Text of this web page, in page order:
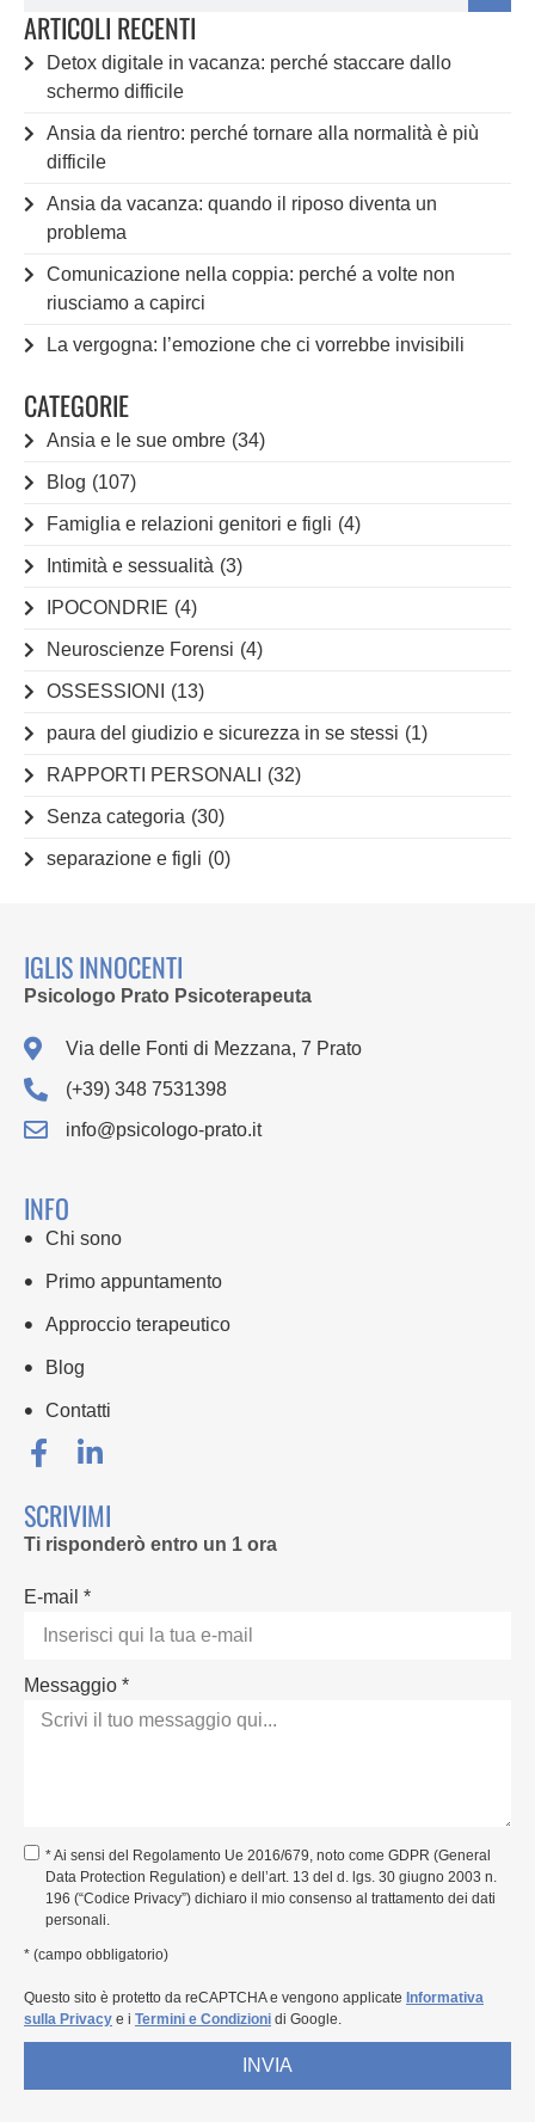
ARTICOLI RECENTI
Detox digitale in vacanza: perché staccare dallo
schermo difficile
Ansia da rientro: perché tornare alla normalità è più
difficile
Ansia da vacanza: quando il riposo diventa un
problema
Comunicazione nella coppia: perché a volte non
riusciamo a capirci
La vergogna: l’emozione che ci vorrebbe invisibili
CATEGORIE
Ansia e le sue ombre (34)
Blog (107)
Famiglia e relazioni genitori e figli (4)
Intimità e sessualità (3)
IPOCONDRIE (4)
Neuroscienze Forensi (4)
OSSESSIONI (13)
paura del giudizio e sicurezza in se stessi (1)
RAPPORTI PERSONALI (32)
Senza categoria (30)
separazione e figli (0)
IGLIS INNOCENTI
Psicologo Prato Psicoterapeuta
Via delle Fonti di Mezzana, 7 Prato
(+39) 348 7531398
info@psicologo-prato.it
INFO
Chi sono
Primo appuntamento
Approccio terapeutico
Blog
Contatti
SCRIVIMI
Ti risponderò entro un 1 ora
E-mail *
Messaggio *
* Ai sensi del Regolamento Ue 2016/679, noto come GDPR (General
Data Protection Regulation) e dell’art. 13 del d. lgs. 30 giugno 2003 n.
196 (“Codice Privacy”) dichiaro il mio consenso al trattamento dei dati
personali.
* (campo obbligatorio)
Questo sito è protetto da reCAPTCHA e vengono applicate Informativa
sulla Privacy e i Termini e Condizioni di Google.
INVIA